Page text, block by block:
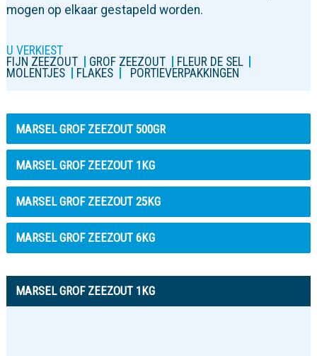
mogen op elkaar gestapeld worden.
U VERKIEST
FIJN ZEEZOUT
GROF ZEEZOUT
FLEUR DE SEL
MOLENTJES
FLAKES PORTIEVERPAKKINGEN
MARSEL GROF ZEEZOUT 500GR
MARSEL GROF ZEEZOUT 1KG
MARSEL GROF ZEEZOUT 25KG
MARSEL GROF ZEEZOUT 6KG
MARSEL GROF ZEEZOUT 1KG